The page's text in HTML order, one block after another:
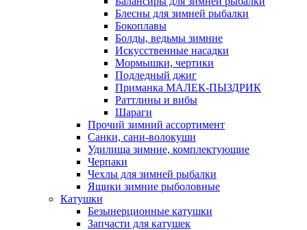
Блесны для зимней рыбалки
Бокоплавы
Болды, ведьмы зимние
Искусственные насадки
Мормышки, чертики
Подледный джиг
Приманка МАЛЕК-ПЫЗДРИК
Раттлины и вибы
Шараги
Прочий зимний ассортимент
Санки, сани-волокуши
Удилища зимние, комплектующие
Черпаки
Чехлы для зимней рыбалки
Ящики зимние рыболовные
Катушки
Безынерционные катушки
Запчасти для катушек